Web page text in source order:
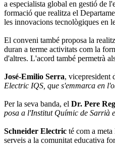
a especialista global en gestió de
formació que realitza el
les innovacions tecnològiques en
El conveni també proposa la
duran a terme activitats com la
d'altres. L'acord també permetrà
José-Emilio Serra, vicepresident
Electric IQS, que s'emmarca en
Per la seva banda, el Dr. Pere
posa a l'Institut Químic de Sarrià
Schneider Electric té com a
serveis a la comunitat educativa